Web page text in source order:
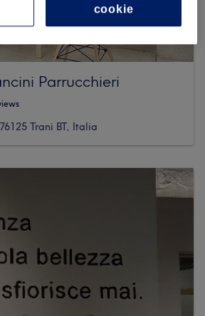
Parrucchieri
Trani BT, Italia
cookie